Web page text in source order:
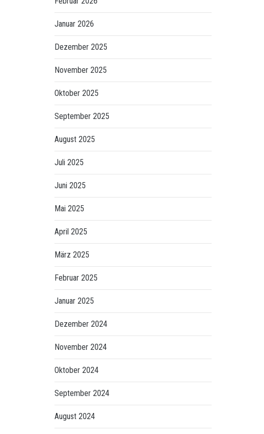
Januar 2026
Dezember 2025
November 2025
Oktober 2025
September 2025
August 2025
Juli 2025
Juni 2025
Mai 2025
April 2025
März 2025
Februar 2025
Januar 2025
Dezember 2024
November 2024
Oktober 2024
September 2024
August 2024